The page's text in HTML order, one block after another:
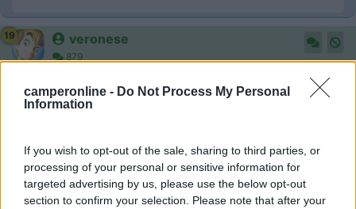
camperonline - Do Not Process My Personal
Information
If you wish to opt-out of the sale, sharing to third parties, or
processing of your personal or sensitive information for
targeted advertising by us, please use the below opt-out
section to confirm your selection. Please note that after your
19 veronese
879
Condivido in tutto.
Inserito il14/03/2018 alle:09:47:58
Purtroppo però passerà in sordina a differenza dei calciatori... e
questo è ancora più triste.